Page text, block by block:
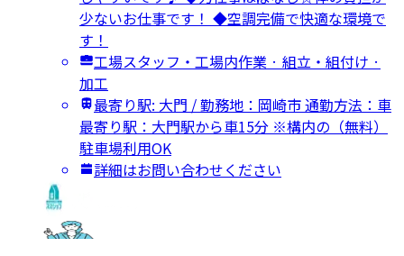
少ないお仕事です！ ◆空調完備で快適な環境で
す！
工場スタッフ・工場内作業 · 組立・組付け ·
加工
最寄り駅: 大門 / 勤務地：岡崎市 通勤方法：車
最寄り駅：大門駅から車15分 ※構内の（無料）
駐車場利用OK
詳細はお問い合わせください